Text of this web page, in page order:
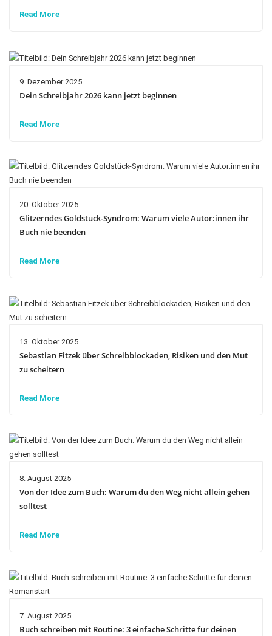
Read More
9. Dezember 2025
Dein Schreibjahr 2026 kann jetzt beginnen
Read More
20. Oktober 2025
Glitzerndes Goldstück-Syndrom: Warum viele Autor:innen ihr
Buch nie beenden
Read More
13. Oktober 2025
Sebastian Fitzek über Schreibblockaden, Risiken und den Mut
zu scheitern
Read More
8. August 2025
Von der Idee zum Buch: Warum du den Weg nicht allein gehen
solltest
Read More
7. August 2025
Buch schreiben mit Routine: 3 einfache Schritte für deinen